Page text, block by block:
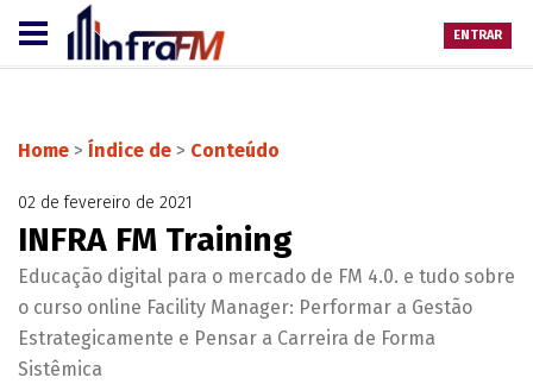
ENTRAR
Home > Índice de > Conteúdo
02 de fevereiro de 2021
INFRA FM Training
Educação digital para o mercado de FM 4.0. e tudo sobre
o curso online Facility Manager: Performar a Gestão
Estrategicamente e Pensar a Carreira de Forma
Sistêmica